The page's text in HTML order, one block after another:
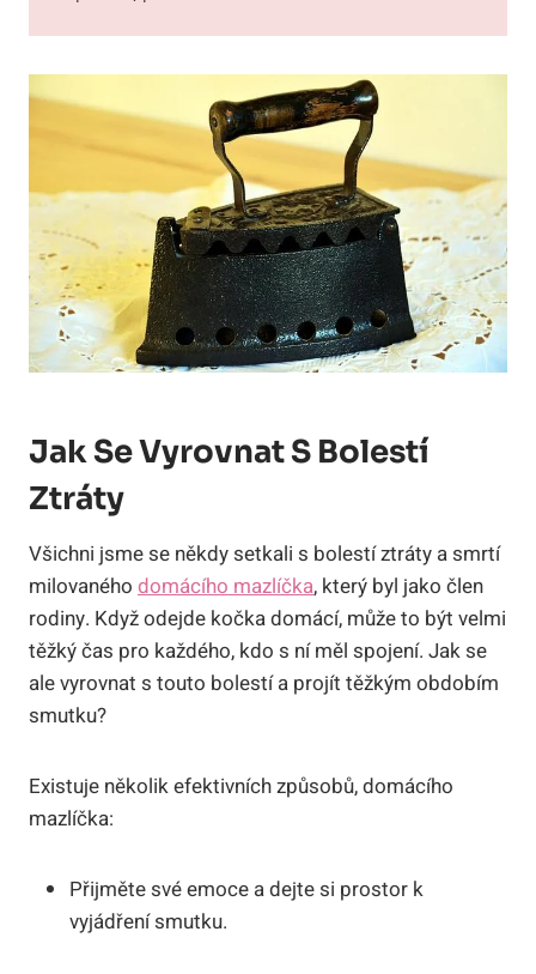
Jak Se Vyrovnat S Bolestí
Ztráty
Všichni jsme se někdy setkali s bolestí ztráty a smrtí
milovaného domácího mazlíčka, který byl jako člen
rodiny. Když odejde kočka domácí, může to být velmi
těžký čas pro každého, kdo s ní měl spojení. Jak se
ale vyrovnat s touto bolestí a projít těžkým obdobím
smutku?
Existuje několik efektivních způsobů, domácího
mazlíčka:
Přijměte své emoce a dejte si prostor k
vyjádření smutku.